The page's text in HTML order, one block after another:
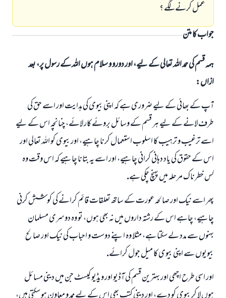
عمل كرنے لگے ؟
جواب کا متن
ہمہ قسم کی حمد اللہ تعالی کے لیے، اور دورو و سلام ہوں اللہ کے رسول پر، بعد
ازاں:
آپ كے بھائى كے ليے ضرورى ہے كہ اپنى بيوى كى ہدايت اور اسے حق كى
طرف لانے كے ليے ہر قسم كے وسائل بروئے كار لائے، چنانچہ اس كے ليے
اسے ترغيب و ترہيب كا اسلوب استعمال كرنا چاہيے، اور بيوى كو اللہ تعالى اور
اس كے حقوق كى ياد دہانى كرانى چاہيے، اور اسے يہ بتانا چاہيے كہ اس وقت وہ
كس خطرناك مرحلہ ميں پہنچ چكى ہے.
پھر اسے نيك اور صالحہ عورت كے ساتھ تعلقات قائم كرانے كى كوشش كرنى
چاہيے، چاہے اس كے رشتہ داروں ميں نہ بھى ہوں، تو وہ دوسرى مسلمان
بہنوں سے مدد لے سكتا ہے، مثلا وہ اپنے دوست و احباب كى نيك اور صالح
بيويوں سے اپنى بيوى كا ميل جول كرائے.
اور اسى طرح اچھى اور بہترين قسم كى آڈيو اور ويڈيو كيسٹ جن ميں دينى مسائل